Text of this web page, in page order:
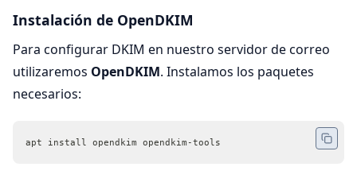
Instalación de OpenDKIM
Para configurar DKIM en nuestro servidor de correo
utilizaremos OpenDKIM. Instalamos los paquetes
necesarios:
apt install opendkim opendkim-tools